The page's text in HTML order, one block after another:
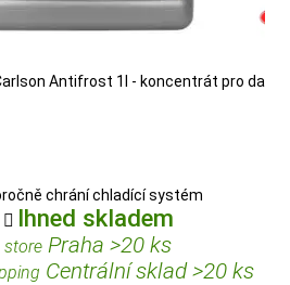
Antifrost 1l - koncentrát pro další
chrání chladící systém
 Ihned skladem
store Praha >20 ks
Centrální sklad >20 ks